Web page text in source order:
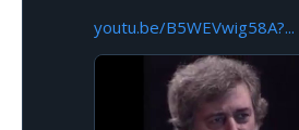
youtu.be/B5WEVwig58A?...